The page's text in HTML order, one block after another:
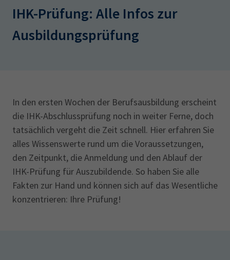
Leichte Sprache
IHK regional
Presse
EN
IHK Akademie
Magazin Log-in
Wirtschaftsfachwirt
Sachkundeprüfung
Berichtsheft
IHK-Prüfung: Alle Infos zur
Ausbildungsprüfung
In den ersten Wochen der Berufsausbildung erscheint
die IHK-Abschlussprüfung noch in weiter Ferne, doch
tatsächlich vergeht die Zeit schnell. Hier erfahren Sie
alles Wissenswerte rund um die Voraussetzungen,
den Zeitpunkt, die Anmeldung und den Ablauf der
IHK-Prüfung für Auszubildende. So haben Sie alle
Fakten zur Hand und können sich auf das Wesentliche
konzentrieren: Ihre Prüfung!